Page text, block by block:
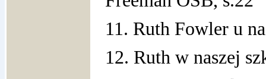
11. Ruth Fowler u
12. Ruth w naszej